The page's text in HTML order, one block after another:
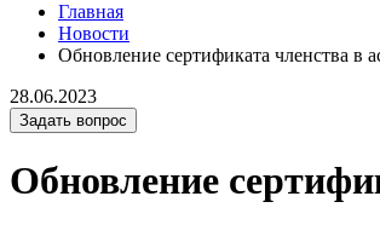
Главная
Новости
Обновление сертификата членства в
28.06.2023
Задать вопрос
Обновление